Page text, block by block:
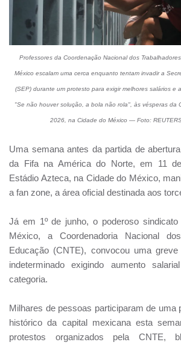
Professores da Coordenação Nacional dos
México escalam uma cerca enquanto tentam invadir a
(SEP) durante um protesto para exigir melhores salários e
"Se não houver solução, a bola não rola", às vésperas da
2026, na Cidade do México — Foto:
Uma semana antes da partida de
da Fifa na América do Norte, em 11
Estádio Azteca, na Cidade do México,
a fan zone, a área oficial destinada aos
Já em 1º de junho, o poderoso
México, a Coordenadoria Nacional
Educação (CNTE), convocou uma
indeterminado exigindo aumento
categoria.
Milhares de pessoas participaram de uma
histórico da capital mexicana esta
protestos organizados pela CNTE,